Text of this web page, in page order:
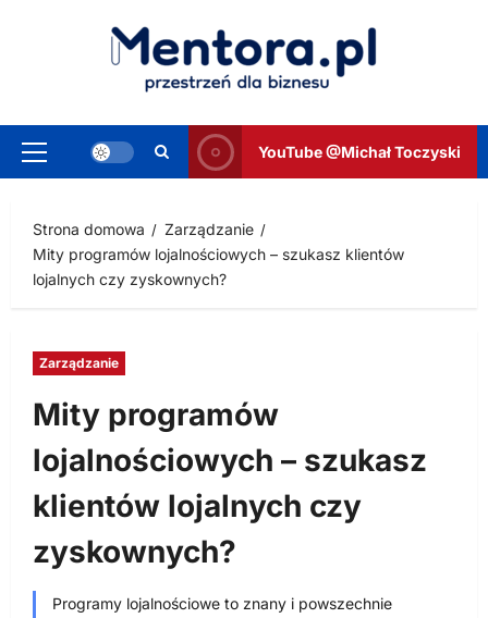
Menu
YouTube @Michał Toczyski
Strona domowa
Zarządzanie
Mity programów lojalnościowych – szukasz klientów
lojalnych czy zyskownych?
Zarządzanie
Mity programów
lojalnościowych – szukasz
klientów lojalnych czy
zyskownych?
Programy lojalnościowe to znany i powszechnie